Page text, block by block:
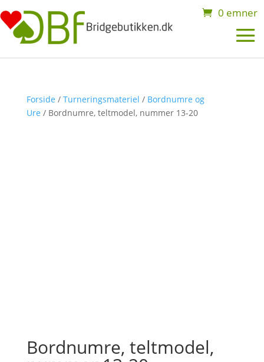
0 emner
Forside / Turneringsmateriel / Bordnumre og
Ure / Bordnumre, teltmodel, nummer 13-20
Bordnumre, teltmodel,